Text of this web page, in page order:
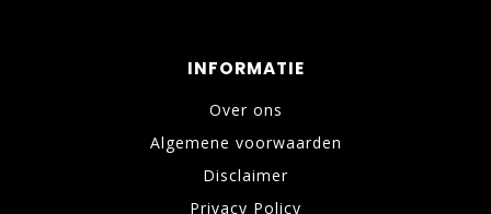
INFORMATIE
Over ons
Algemene voorwaarden
Disclaimer
Privacy Policy